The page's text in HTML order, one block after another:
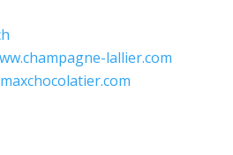
lallier.com